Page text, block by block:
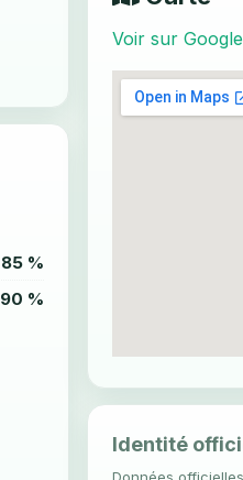
85 %
90 %
Voir sur
Identité